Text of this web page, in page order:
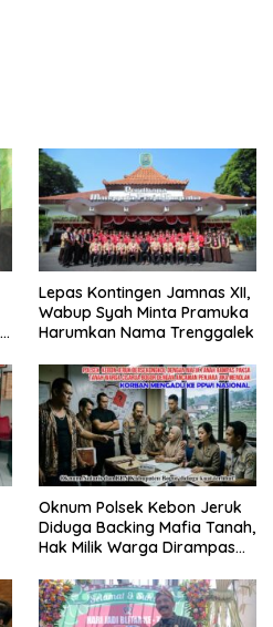
Lepas Kontingen Jamnas XII,
Wabup Syah Minta Pramuka
Harumkan Nama Trenggalek
Oknum Polsek Kebon Jeruk
Diduga Backing Mafia Tanah,
Hak Milik Warga Dirampas